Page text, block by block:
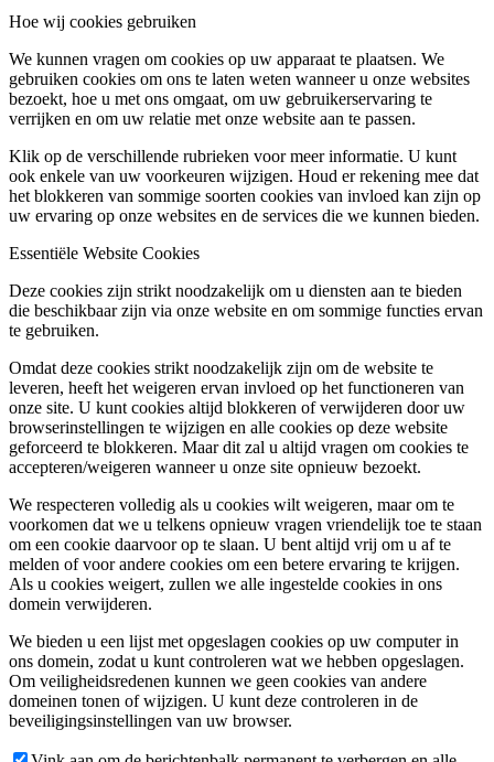
Hoe wij cookies gebruiken
We kunnen vragen om cookies op uw apparaat te plaatsen. We
gebruiken cookies om ons te laten weten wanneer u onze websites
bezoekt, hoe u met ons omgaat, om uw gebruikerservaring te
verrijken en om uw relatie met onze website aan te passen.
Klik op de verschillende rubrieken voor meer informatie. U kunt
ook enkele van uw voorkeuren wijzigen. Houd er rekening mee dat
het blokkeren van sommige soorten cookies van invloed kan zijn op
uw ervaring op onze websites en de services die we kunnen bieden.
Essentiële Website Cookies
Deze cookies zijn strikt noodzakelijk om u diensten aan te bieden
die beschikbaar zijn via onze website en om sommige functies ervan
te gebruiken.
Omdat deze cookies strikt noodzakelijk zijn om de website te
leveren, heeft het weigeren ervan invloed op het functioneren van
onze site. U kunt cookies altijd blokkeren of verwijderen door uw
browserinstellingen te wijzigen en alle cookies op deze website
geforceerd te blokkeren. Maar dit zal u altijd vragen om cookies te
accepteren/weigeren wanneer u onze site opnieuw bezoekt.
We respecteren volledig als u cookies wilt weigeren, maar om te
voorkomen dat we u telkens opnieuw vragen vriendelijk toe te staan
om een cookie daarvoor op te slaan. U bent altijd vrij om u af te
melden of voor andere cookies om een betere ervaring te krijgen.
Als u cookies weigert, zullen we alle ingestelde cookies in ons
domein verwijderen.
We bieden u een lijst met opgeslagen cookies op uw computer in
ons domein, zodat u kunt controleren wat we hebben opgeslagen.
Om veiligheidsredenen kunnen we geen cookies van andere
domeinen tonen of wijzigen. U kunt deze controleren in de
beveiligingsinstellingen van uw browser.